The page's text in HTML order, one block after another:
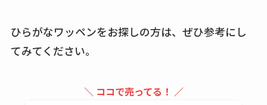
しまむら布団セット
販も調査
ひらがなワッペンをお探しの方は、ぜひ参考にし
てみてください。
＼ ココで売ってる！ ／